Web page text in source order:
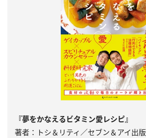
『夢をかなえるビタミン愛レシピ』
著者：トシ＆リティ／セブン＆アイ出版